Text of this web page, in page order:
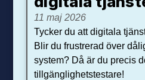
11 maj 2026
Tycker du att digitala
Blir du frustrerad över
system? Då är du precis
tillgänglighetstestare!